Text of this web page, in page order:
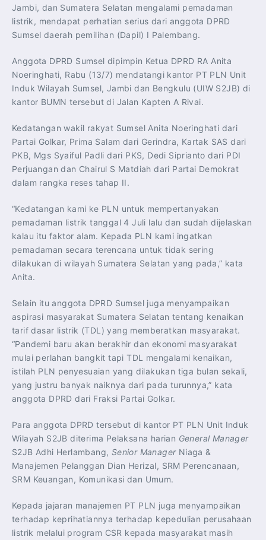
Jambi, dan Sumatera Selatan mengalami pemadaman
listrik, mendapat perhatian serius dari anggota DPRD
Sumsel daerah pemilihan (Dapil) I Palembang.
Anggota DPRD Sumsel dipimpin Ketua DPRD RA Anita
Noeringhati, Rabu (13/7) mendatangi kantor PT PLN Unit
Induk Wilayah Sumsel, Jambi dan Bengkulu (UIW S2JB) di
kantor BUMN tersebut di Jalan Kapten A Rivai.
Kedatangan wakil rakyat Sumsel Anita Noeringhati dari
Partai Golkar, Prima Salam dari Gerindra, Kartak SAS dari
PKB, Mgs Syaiful Padli dari PKS, Dedi Siprianto dari PDI
Perjuangan dan Chairul S Matdiah dari Partai Demokrat
dalam rangka reses tahap II.
“Kedatangan kami ke PLN untuk mempertanyakan
pemadaman listrik tanggal 4 Juli lalu dan sudah dijelaskan
kalau itu faktor alam. Kepada PLN kami ingatkan
pemadaman secara terencana untuk tidak sering
dilakukan di wilayah Sumatera Selatan yang pada,” kata
Anita.
Selain itu anggota DPRD Sumsel juga menyampaikan
aspirasi masyarakat Sumatera Selatan tentang kenaikan
tarif dasar listrik (TDL) yang memberatkan masyarakat.
“Pandemi baru akan berakhir dan ekonomi masyarakat
mulai perlahan bangkit tapi TDL mengalami kenaikan,
istilah PLN penyesuaian yang dilakukan tiga bulan sekali,
yang justru banyak naiknya dari pada turunnya,” kata
anggota DPRD dari Fraksi Partai Golkar.
Para anggota DPRD tersebut di kantor PT PLN Unit Induk
Wilayah S2JB diterima Pelaksana harian General Manager
S2JB Adhi Herlambang, Senior ManagerNiaga &
Manajemen Pelanggan Dian Herizal, SRM Perencanaan,
SRM Keuangan, Komunikasi dan Umum.
Kepada jajaran manajemen PT PLN juga menyampaikan
terhadap keprihatiannya terhadap kepedulian perusahaan
listrik melalui program CSR kepada masyarakat masih